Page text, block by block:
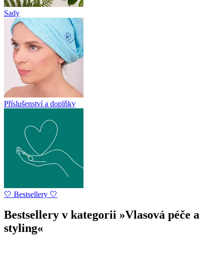
Sady
Příslušenství a doplňky
🤍 Bestsellery 🤍
Bestsellery v kategorii »Vlasová péče a
styling«